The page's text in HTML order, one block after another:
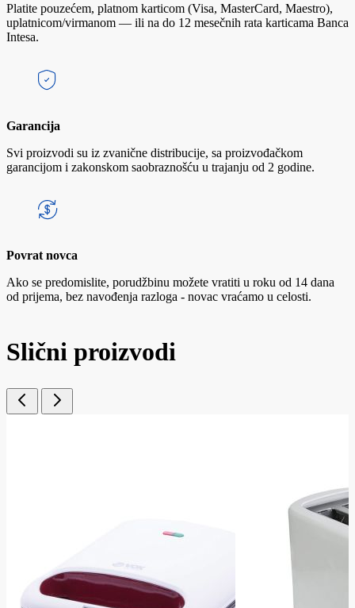
Platite pouzećem, platnom karticom (Visa, MasterCard, Maestro),
uplatnicom/virmanom — ili na do 12 mesečnih rata karticama Banca
Intesa.
Garancija
Svi proizvodi su iz zvanične distribucije, sa proizvođačkom
garancijom i zakonskom saobraznošću u trajanju od 2 godine.
Povrat novca
Ako se predomislite, porudžbinu možete vratiti u roku od 14 dana
od prijema, bez navođenja razloga - novac vraćamo u celosti.
Slični proizvodi